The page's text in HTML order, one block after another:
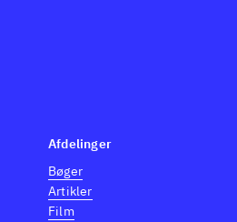
Afdelinger
Bøger
Artikler
Film